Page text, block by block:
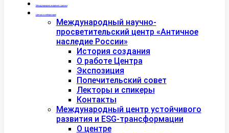
Международная академия туризма
Центры и лаборатории
Международный научно-
просветительский центр «Античное
наследие России»
История создания
О работе Центра
Экспозиция
Попечительский совет
Лекторы и спикеры
Контакты
Международный центр устойчивого
развития и ESG-трансформации
О центре